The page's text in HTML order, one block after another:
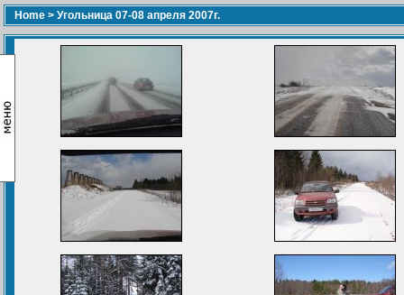
Home > Угольница 07-08 апреля 2007г.